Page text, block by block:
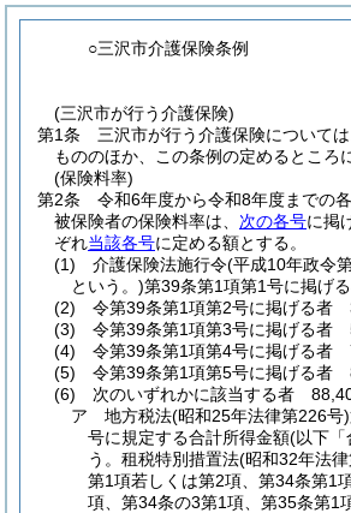
○三沢市介護保険条例
(三沢市が行う介護保険)
第1条
三沢市が行う介護保険について
もののほか、この条例の定めるところ
(保険料率)
第2条
令和6年度から令和8年度までの
被保険者の保険料率は、 次の各号に掲
ぞれ当該各号に定める額とする。
(1)
介護保険法施行令(平成10年政令
という。)第39条第1項第1号に掲げ
(2)
令第39条第1項第2号に掲げる者
(3)
令第39条第1項第3号に掲げる者
(4)
令第39条第1項第4号に掲げる者
(5)
令第39条第1項第5号に掲げる者
(6)
次のいずれかに該当する者
ア
地方税法(昭和25年法律第226号)
号に規定する合計所得金額(以下「
う。租税特別措置法(昭和32年法
第1項若しくは第2項、第34条第1
項、第34条の3第1項、第35条第1